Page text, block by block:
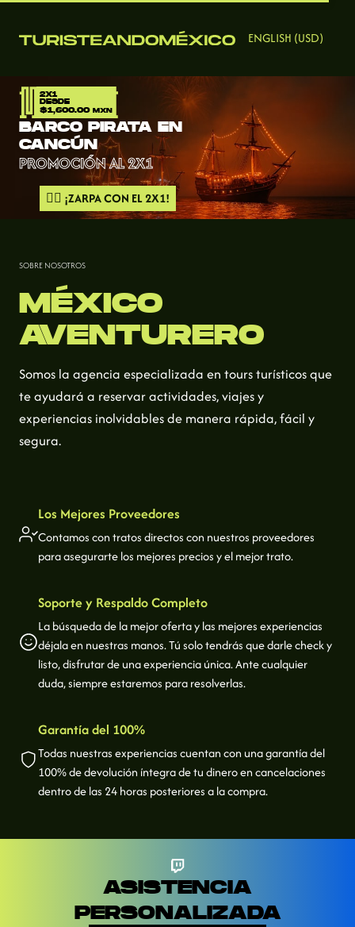
ENGLISH (USD)
BARCO PIRATA EN
CANCÚN
PROMOCIÓN AL 2X1
🏴‍☠️ ¡ZARPA CON EL 2X1!
2X1
DESDE
$1,600.00 MXN
SOBRE NOSOTROS
MÉXICO
AVENTURERO
Somos la agencia especializada en tours turísticos que
te ayudará a reservar actividades, viajes y
experiencias inolvidables de manera rápida, fácil y
segura.
Los Mejores Proveedores
Contamos con tratos directos con nuestros proveedores
para asegurarte los mejores precios y el mejor trato.
Soporte y Respaldo Completo
La búsqueda de la mejor oferta y las mejores experiencias
déjala en nuestras manos. Tú solo tendrás que darle check y
listo, disfrutar de una experiencia única. Ante cualquier
duda, siempre estaremos para resolverlas.
Garantía del 100%
Todas nuestras experiencias cuentan con una garantía del
100% de devolución íntegra de tu dinero en cancelaciones
dentro de las 24 horas posteriores a la compra.
ASISTENCIA
PERSONALIZADA